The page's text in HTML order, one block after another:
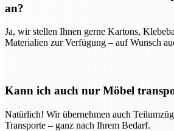
an?
Ja, wir stellen Ihnen gerne Kartons,
Materialien zur Verfügung – auf Wunsch
Kann ich auch nur Möbel
Natürlich! Wir übernehmen auch
Transporte – ganz nach Ihrem Bedarf.